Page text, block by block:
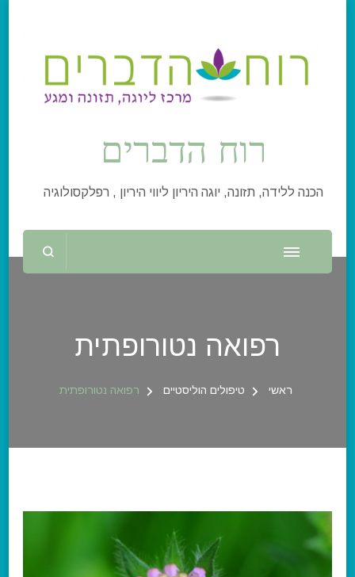
רוח הדברים
הכנה ללידה, תזונה, יוגה היריון ליווי היריון , רפלקסולוגיה
רפואה נטורופתית
ראשי טיפולים הוליסטיים רפואה נטורופתית